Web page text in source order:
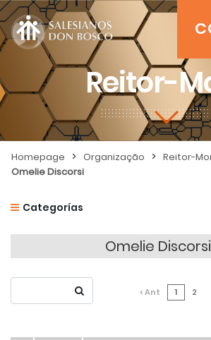
Reitor-
Homepage > Organização > Reitor-
Omelie Discorsi
Categorías
Omelie Discorsi
< Ant 1 2